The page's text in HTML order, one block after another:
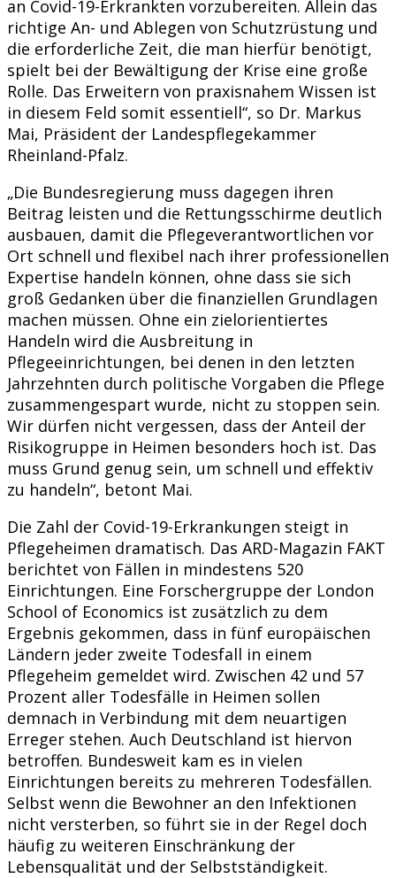
an Covid-19-Erkrankten vorzubereiten. Allein das
richtige An- und Ablegen von Schutzrüstung und
die erforderliche Zeit, die man hierfür benötigt,
spielt bei der Bewältigung der Krise eine große
Rolle. Das Erweitern von praxisnahem Wissen ist
in diesem Feld somit essentiell“, so Dr. Markus
Mai, Präsident der Landespflegekammer
Rheinland-Pfalz.
„Die Bundesregierung muss dagegen ihren
Beitrag leisten und die Rettungsschirme deutlich
ausbauen, damit die Pflegeverantwortlichen vor
Ort schnell und flexibel nach ihrer professionellen
Expertise handeln können, ohne dass sie sich
groß Gedanken über die finanziellen Grundlagen
machen müssen. Ohne ein zielorientiertes
Handeln wird die Ausbreitung in
Pflegeeinrichtungen, bei denen in den letzten
Jahrzehnten durch politische Vorgaben die Pflege
zusammengespart wurde, nicht zu stoppen sein.
Wir dürfen nicht vergessen, dass der Anteil der
Risikogruppe in Heimen besonders hoch ist. Das
muss Grund genug sein, um schnell und effektiv
zu handeln“, betont Mai.
Die Zahl der Covid-19-Erkrankungen steigt in
Pflegeheimen dramatisch. Das ARD-Magazin FAKT
berichtet von Fällen in mindestens 520
Einrichtungen. Eine Forschergruppe der London
School of Economics ist zusätzlich zu dem
Ergebnis gekommen, dass in fünf europäischen
Ländern jeder zweite Todesfall in einem
Pflegeheim gemeldet wird. Zwischen 42 und 57
Prozent aller Todesfälle in Heimen sollen
demnach in Verbindung mit dem neuartigen
Erreger stehen. Auch Deutschland ist hiervon
betroffen. Bundesweit kam es in vielen
Einrichtungen bereits zu mehreren Todesfällen.
Selbst wenn die Bewohner an den Infektionen
nicht versterben, so führt sie in der Regel doch
häufig zu weiteren Einschränkung der
Lebensqualität und der Selbstständigkeit.